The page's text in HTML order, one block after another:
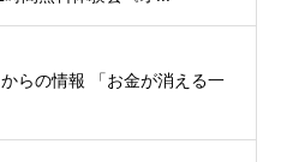
らの情報 「お金が消える一